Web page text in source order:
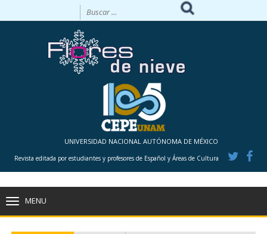
UNIVERSIDAD NACIONAL AUTÓNOMA DE MÉXICO
Revista editada por estudiantes y profesores de Español y Áreas de Cultura
MENU